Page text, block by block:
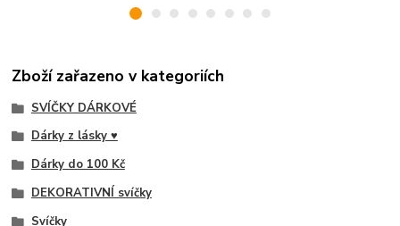
Zboží zařazeno v kategoriích
SVÍČKY DÁRKOVÉ
Dárky z lásky ♥
Dárky do 100 Kč
DEKORATIVNÍ svíčky
Svíčky